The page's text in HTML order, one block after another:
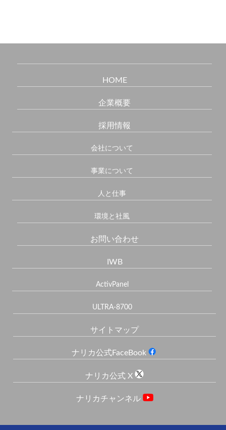
HOME
企業概要
採用情報
会社について
事業について
人と仕事
環境と社風
お問い合わせ
IWB
ActivPanel
ULTRA-8700
サイトマップ
ナリカ公式FaceBook
ナリカ公式 X
ナリカチャンネル